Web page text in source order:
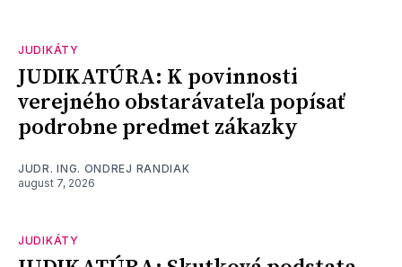
JUDIKÁTY
JUDIKATÚRA: K povinnosti
verejného obstarávateľa popísať
podrobne predmet zákazky
JUDR. ING. ONDREJ RANDIAK
august 7, 2026
JUDIKÁTY